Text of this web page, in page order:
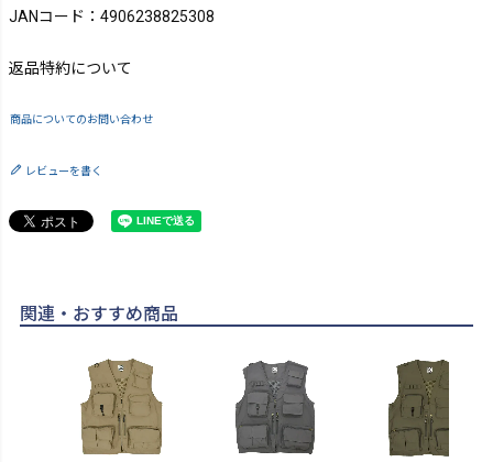
JANコード：4906238825308
返品特約について
商品についてのお問い合わせ
レビューを書く
関連・おすすめ商品